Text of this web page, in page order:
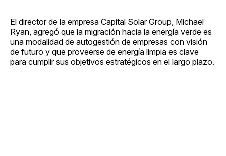
El director de la empresa Capital Solar Group, Michael
Ryan, agregó que la migración hacia la energía verde es
una modalidad de autogestión de empresas con visión
de futuro y que proveerse de energía limpia es clave
para cumplir sus objetivos estratégicos en el largo plazo.